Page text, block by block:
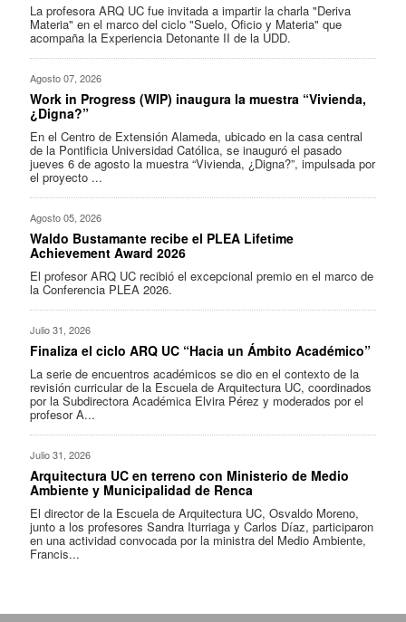
La profesora ARQ UC fue invitada a impartir la charla "Deriva
Materia" en el marco del ciclo "Suelo, Oficio y Materia" que
acompaña la Experiencia Detonante II de la UDD.
Agosto 07, 2026
Work in Progress (WIP) inaugura la muestra “Vivienda,
¿Digna?”
En el Centro de Extensión Alameda, ubicado en la casa central
de la Pontificia Universidad Católica, se inauguró el pasado
jueves 6 de agosto la muestra “Vivienda, ¿Digna?”, impulsada por
el proyecto ...
Agosto 05, 2026
Waldo Bustamante recibe el PLEA Lifetime
Achievement Award 2026
El profesor ARQ UC recibió el excepcional premio en el marco de
la Conferencia PLEA 2026.
Julio 31, 2026
Finaliza el ciclo ARQ UC “Hacia un Ámbito Académico”
La serie de encuentros académicos se dio en el contexto de la
revisión curricular de la Escuela de Arquitectura UC, coordinados
por la Subdirectora Académica Elvira Pérez y moderados por el
profesor A...
Julio 31, 2026
Arquitectura UC en terreno con Ministerio de Medio
Ambiente y Municipalidad de Renca
El director de la Escuela de Arquitectura UC, Osvaldo Moreno,
junto a los profesores Sandra Iturriaga y Carlos Díaz, participaron
en una actividad convocada por la ministra del Medio Ambiente,
Francis...